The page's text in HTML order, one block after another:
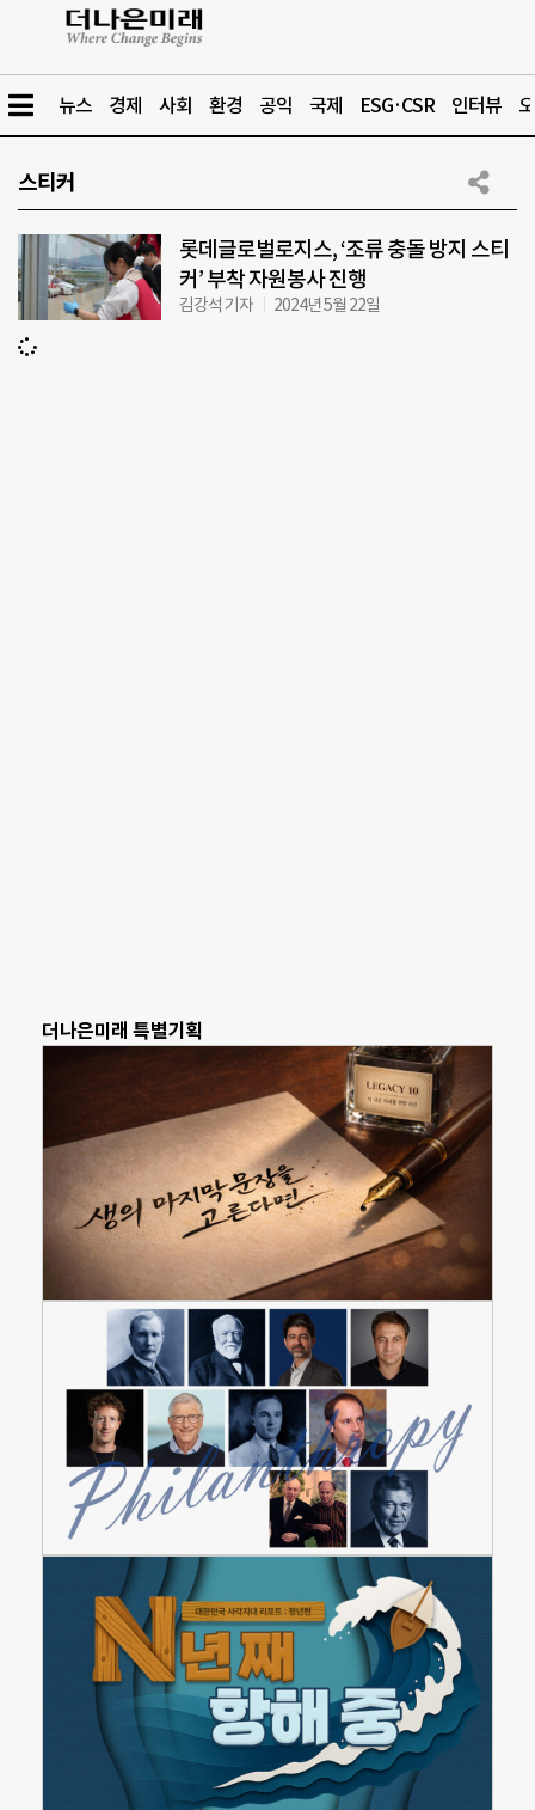
뉴스 경제 사회 환경 공익 국제 ESG·CSR 인터뷰
스티커
롯데글로벌로지스, ‘조류 충돌 방지 스티
커’ 부착 자원봉사 진행
김강석 기자 2024년 5월 22일
더나은미래 특별기획